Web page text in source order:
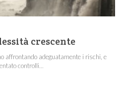
crescente
affrontando adeguatamente i rischi, e
controlli...